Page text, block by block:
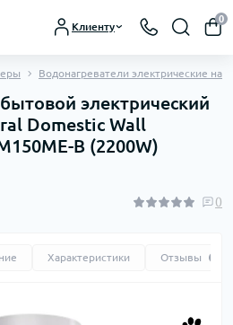
Клиенту
0
Водонагреватели электрические
электрический
Domestic Wall
B (2200W)
0
Характеристики Отзывы